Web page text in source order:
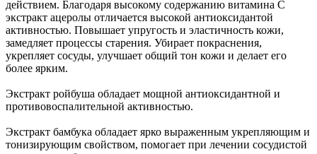
действием. Благодаря высокому содержанию витамина С
экстракт ацеролы отличается высокой антиоксидантой
активностью. Повышает упругость и эластичность кожи,
замедляет процессы старения. Убирает покраснения,
укрепляет сосуды, улучшает общий тон кожи и делает его
более ярким.
Экстракт ройбуша обладает мощной антиоксидантной и
противовоспалительной активностью.
Экстракт бамбука обладает ярко выраженным укрепляющим и
тонизирующим свойством, помогает при лечении сосудистой